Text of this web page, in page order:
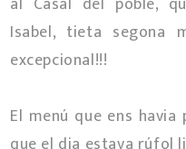
Isabel, tieta segona
excepcional!!!
El menú que ens